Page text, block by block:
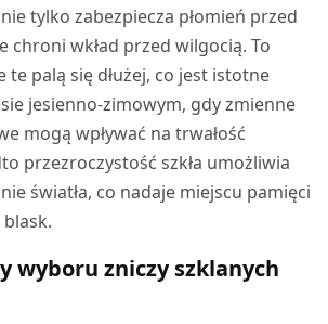
tylko zabezpiecza płomień przed
chroni wkład przed wilgocią. To
te palą się dłużej, co jest istotne
jesienno-zimowym, gdy zmienne
mogą wpływać na trwałość
przezroczystość szkła umożliwia
światła, co nadaje miejscu pamięci
blask.
wyboru zniczy szklanych